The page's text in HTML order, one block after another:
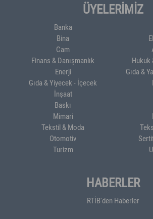
ÜYELERİMİZ
Banka
Bina
Cam
Finans & Danışmanlık
Hukuk
Enerji
Gıda &
Gıda & Yiyecek - İçecek
İnşaat
Baskı
Mimari
Tekstil & Moda
Otomotiv
Turizm
HABERLER
RTİB'den Haberler